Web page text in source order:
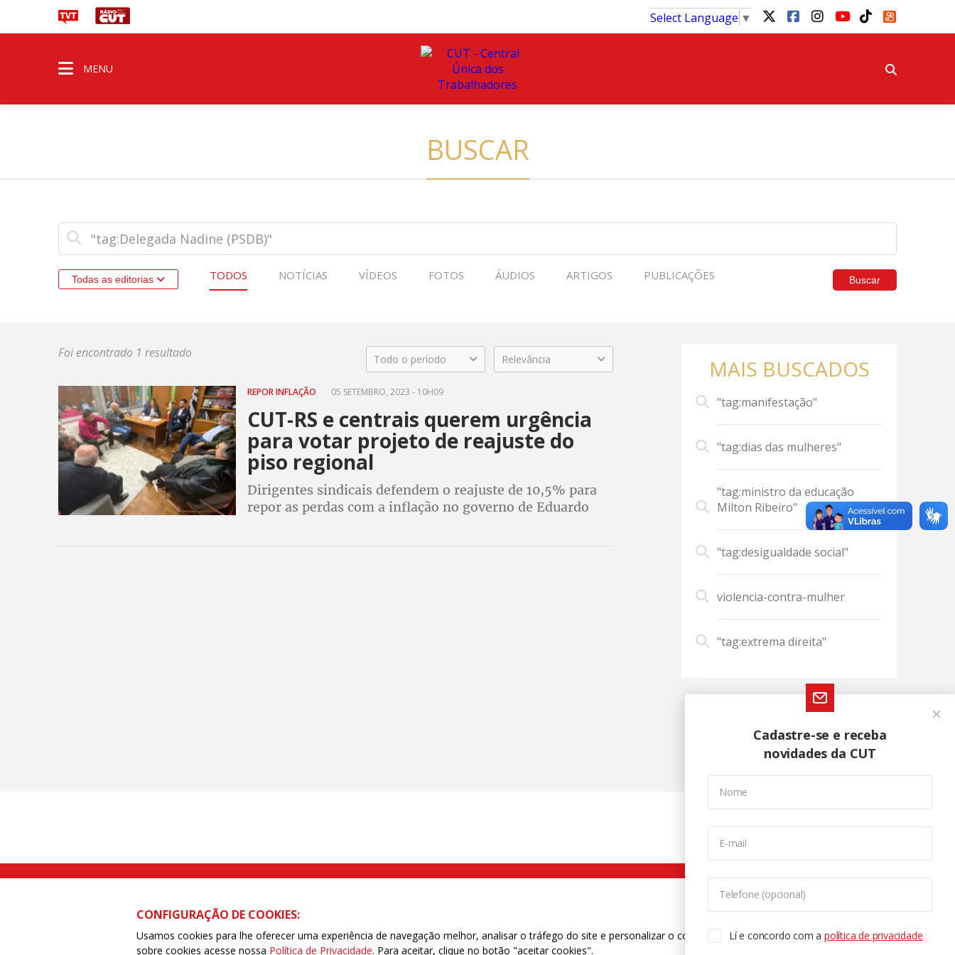
Select Language ▼
MENU
BUSCAR
Todas as editorias TODOS NOTÍCIAS VÍDEOS FOTOS ÁUDIOS ARTIGOS PUBLICAÇÕES Buscar
Foi encontrado 1 resultado Todo o período Relevância
REPOR INFLAÇÃO 05 SETEMBRO, 2023 - 10H09
CUT-RS e centrais querem urgência
para votar projeto de reajuste do
piso regional
Dirigentes sindicais defendem o reajuste de 10,5% para
repor as perdas com a inflação no governo de Eduardo
MAIS BUSCADOS
"tag:manifestação"
"tag:dias das mulheres"
"tag:ministro da educação
Milton Ribeiro"
"tag:desigualdade social"
violencia-contra-mulher
"tag:extrema direita"
Cadastre-se e receba
novidades da CUT
Nome
E-mail
Telefone (opcional)
Lí e concordo com apolítica de privacidade
Rua Caetano Pinto nº 575 CEP 03041-000 Brás, São Paulo/SP | Telefone (11) 2108 9200 - Fax (11) 2108 9310
CONFIGURAÇÃO DE COOKIES:
Usamos cookies para lhe oferecer uma experiência de navegação melhor, analisar o tráfego do site e personalizar o conteúdo. Para saber mais
sobre cookies acesse nossa Política de Privacidade. Para aceitar, clique no botão "aceitar cookies".